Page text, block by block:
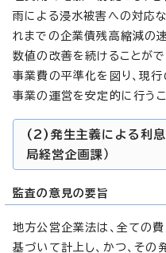
雨による浸水被害への対応
れまでの企業債残高縮減の
数値の改善を続けることが
事業費の平準化を図り、現
事業の運営を安定的に行う
(2)発生主義による利息
局経営企画課）
監査の意見の要旨
地方公営企業法は、全ての
基づいて計上し、かつ、その